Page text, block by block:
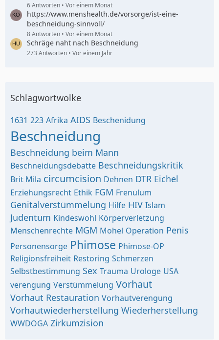
6 Antworten Vor einem Monat
https://www.menshealth.de/vorsorge/ist-eine-
beschneidung-sinnvoll/
8 Antworten Vor einem Monat
Schräge naht nach Beschneidung
273 Antworten Vor einem Jahr
Schlagwortwolke
1631 223 Afrika AIDS Beschenidung
Beschneidung
Beschneidung beim Mann
Beschneidungsdebatte Beschneidungskritik
Brit Mila circumcision Dehnen DTR Eichel
Erziehungsrecht Ethik FGM Frenulum
Genitalverstümmelung Hilfe HIV Islam
Judentum Kindeswohl Körperverletzung
Menschenrechte MGM Mohel Operation Penis
Personensorge Phimose Phimose-OP
Religionsfreiheit Restoring Schmerzen
Selbstbestimmung Sex Trauma Urologe USA
verengung Verstümmelung Vorhaut
Vorhaut Restauration Vorhautverengung
Vorhautwiederherstellung Wiederherstellung
WWDOGA Zirkumzision